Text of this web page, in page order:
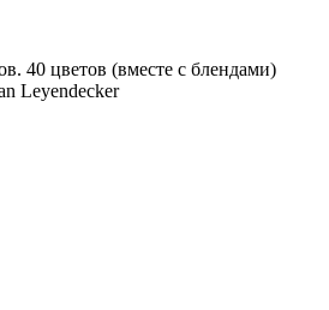
40 цветов (вместе с блендами)
Leyendecker